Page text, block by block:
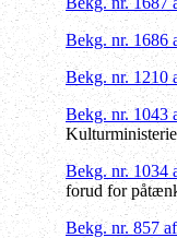
Bekg. nr. 1686
Bekg. nr. 1210
Bekg. nr. 1043
Bekg. nr. 1034
forud for
Bekg. nr. 857